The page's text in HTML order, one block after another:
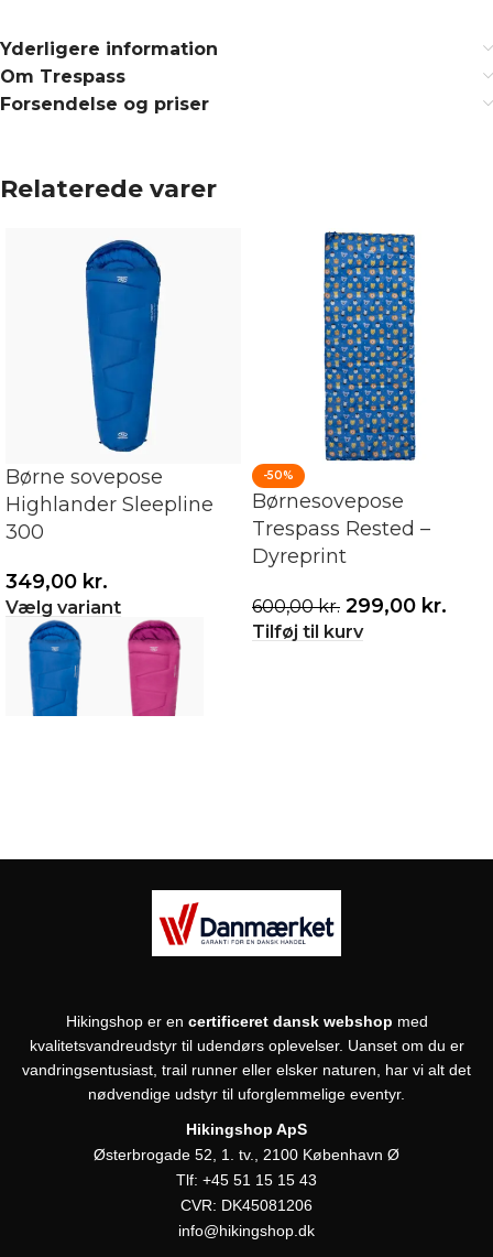
Yderligere information
Om Trespass
Forsendelse og priser
Relaterede varer
Børne sovepose
Highlander Sleepline
300
349,00 kr.
Vælg variant
-50%
Børnesovepose
Trespass Rested –
Dyreprint
600,00kr. 299,00 kr.
Tilføj til kurv
Hikingshop er en certificeret dansk webshop med
kvalitetsvandreudstyr til udendørs oplevelser. Uanset om du er
vandringsentusiast, trail runner eller elsker naturen, har vi alt det
nødvendige udstyr til uforglemmelige eventyr.
Hikingshop ApS
Østerbrogade 52, 1. tv., 2100 København Ø
Tlf: +45 51 15 15 43
CVR: DK45081206
info@hikingshop.dk